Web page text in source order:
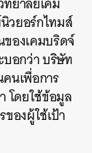
วยอร์กไทมส์
ของเคมบริดจ์
อกว่า บริษัท
นเพื่อการ
โดยใช้ข้อมูล
องผู้ใช้เป้า